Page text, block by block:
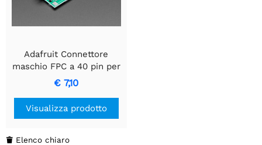
Adafruit Connettore
maschio FPC a 40 pin per
connettore IDC dritto 2x20
€ 7,10
Visualizza prodotto
 Elenco chiaro